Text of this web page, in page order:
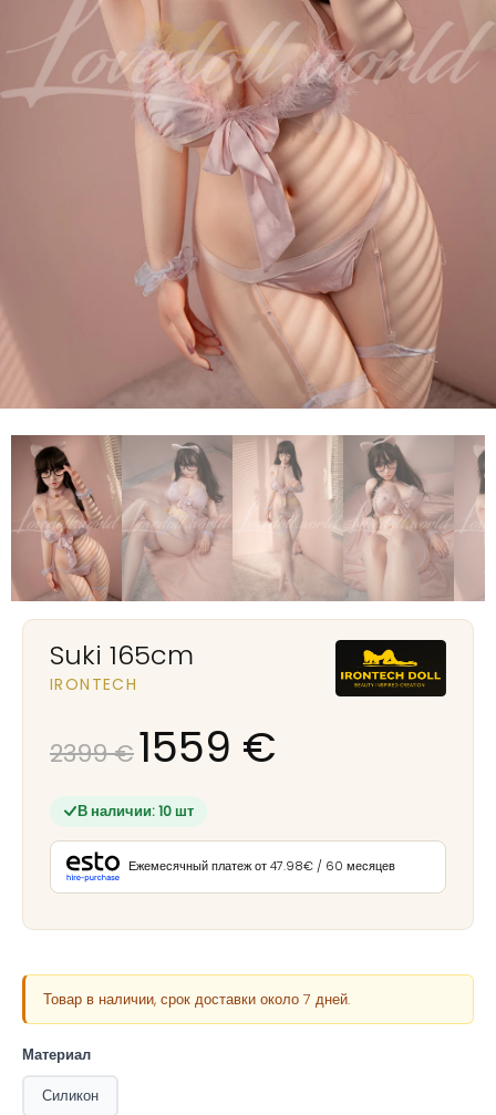
Suki 165cm
IRONTECH
2399€1559 €
В наличии: 10 шт
Ежемесячный платеж от 47.98€ / 60 месяцев
Товар в наличии, срок доставки около 7 дней.
Материал
Силикон